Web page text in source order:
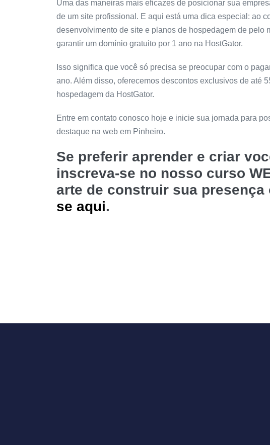
Uma das maneiras mais eficazes de posicionar sua
de um site profissional. E aqui está uma dica especial: ao
desenvolvimento de site e planos de hospedagem de pelo
garantir um domínio gratuito por 1 ano na HostGator.
Isso significa que você só precisa se preocupar com o
ano. Além disso, oferecemos descontos exclusivos de até
hospedagem da HostGator.
Entre em contato conosco hoje e inicie sua jornada para
destaque na web em Pinheiro.
Se preferir aprender e criar
inscreva-se no nosso curso
arte de construir sua presença
se aqui.